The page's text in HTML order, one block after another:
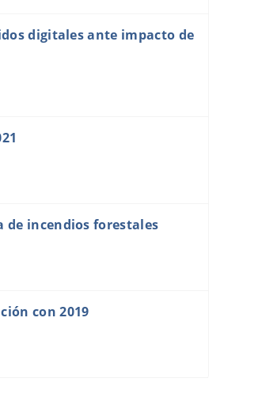
digitales ante impacto de
de incendios forestales
con 2019